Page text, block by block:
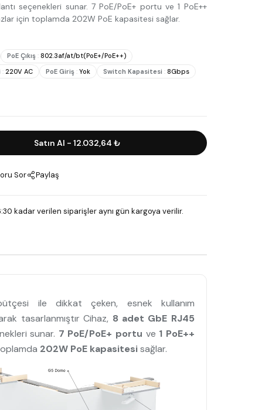
seçenekleri sunar. 7 PoE/PoE+ portu ve 1 PoE++
için toplamda 202W PoE kapasitesi sağlar.
PoE Çıkış : 802.3af/at/bt(PoE+/PoE++)
: 220V AC PoE Giriş : Yok Switch Kapasitesi : 8Gbps
Satın Al - 12.032,64 ₺
Sor Paylaş
kadar verilen siparişler aynı gün kargoya verilir.
ile dikkat çeken, esnek kullanım
tasarlanmıştır Cihaz, 8 adet GbE RJ45
sunar. 7 PoE/PoE+ portu ve 1 PoE++
202W PoE kapasitesisağlar.